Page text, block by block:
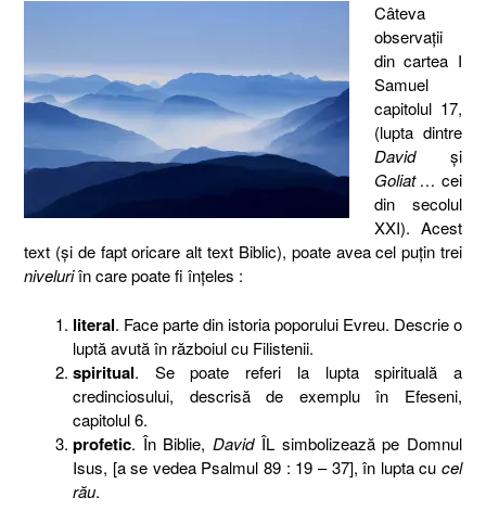
Câteva
observaţii
din cartea I
Samuel
capitolul 17,
(lupta dintre
Davidşi
Goliat … cei
din secolul
XXI). Acest
text (şi de fapt oricare alt text Biblic), poate avea cel puţin trei
niveluriîn care poate fi înţeles :
literal. Face parte din istoria poporului Evreu. Descrie o
luptă avută în războiul cu Filistenii.
spiritual. Se poate referi la lupta spirituală a
credinciosului, descrisă de exemplu în Efeseni,
capitolul 6.
profetic. În Biblie,DavidÎL simbolizează pe Domnul
Isus, [a se vedea Psalmul 89 : 19 – 37], în lupta cu cel
rău.